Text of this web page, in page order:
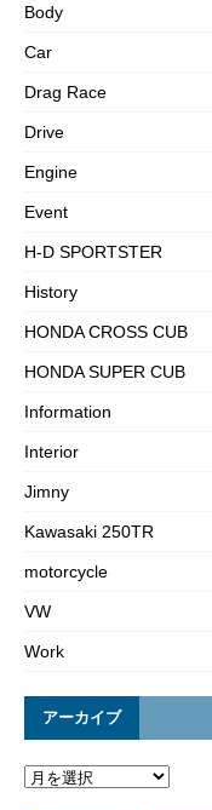
Body
Car
Drag Race
Drive
Engine
Event
H-D SPORTSTER
History
HONDA CROSS CUB
HONDA SUPER CUB
Information
Interior
Jimny
Kawasaki 250TR
motorcycle
VW
Work
アーカイブ